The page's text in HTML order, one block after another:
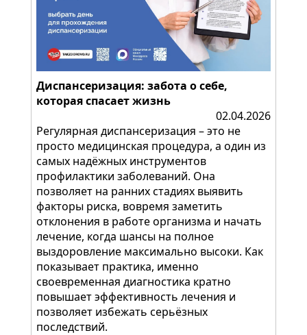
Диспансеризация: забота о себе,
которая спасает жизнь
02.04.2026
Регулярная диспансеризация – это не
просто медицинская процедура, а один из
самых надёжных инструментов
профилактики заболеваний. Она
позволяет на ранних стадиях выявить
факторы риска, вовремя заметить
отклонения в работе организма и начать
лечение, когда шансы на полное
выздоровление максимально высоки. Как
показывает практика, именно
своевременная диагностика кратно
повышает эффективность лечения и
позволяет избежать серьёзных
последствий.